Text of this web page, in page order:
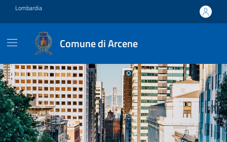
Vai ai contenuti
Vai al footer
Lombardia
Comune di Arcene